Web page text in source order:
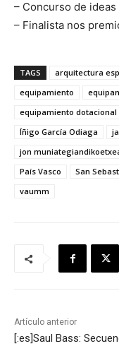
– Concurso de ideas
– Finalista nos
TAGS arquitectura
equipamiento
equipamiento dotacional
Íñigo García Odiaga
jon
País Vasco
San
vaumm
Artículo anterior
[:es]Saul Bass: